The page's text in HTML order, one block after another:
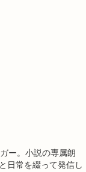
ー。小説の専属朗
日常を綴って発信し